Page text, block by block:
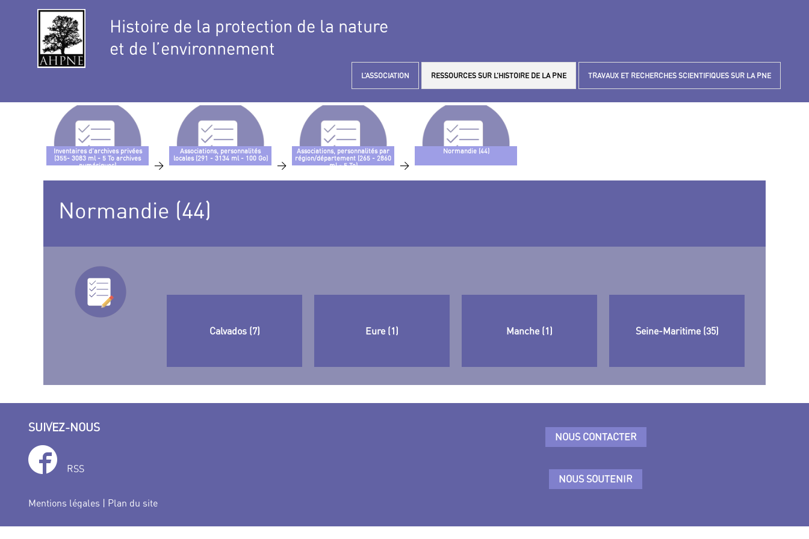
Histoire de la protection de la nature
et de l’environnement
L’ASSOCIATION RESSOURCES SUR L’HISTOIRE DE LA PNE TRAVAUX ET RECHERCHES SCIENTIFIQUES SUR LA PNE
Inventaires d’archives privées
(355- 3083 ml - 5 To archives
numériques)
>
Associations, personnalités
locales (291 - 3134 ml - 100 Go)
>
Associations, personnalités par
région/département (265 - 2860
ml - 5 To)
>
Normandie (44)
Normandie (44)
Calvados (7) Eure (1) Manche (1) Seine-Maritime (35)
SUIVEZ-NOUS
RSS
Mentions légales | Plan du site
NOUS CONTACTER
NOUS SOUTENIR